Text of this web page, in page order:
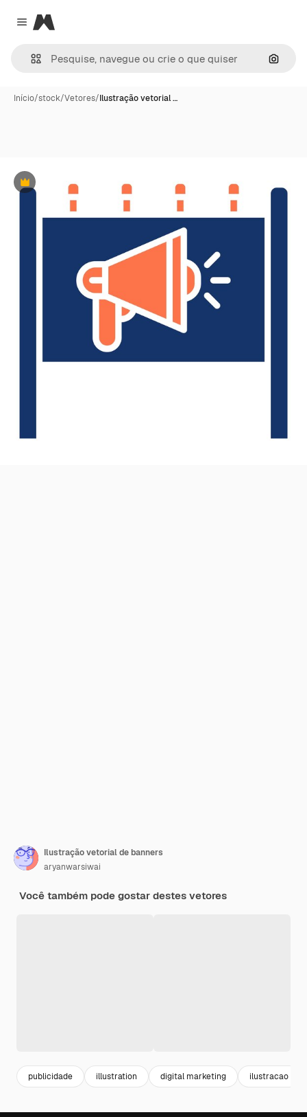
Close menu
Magnific
Início/stock/Vetores/Ilustração vetorial …
Premium
Ilustração vetorial de banners
aryanwarsiwai
Você também pode gostar destes vetores
publicidade illustration digital marketing ilustracao